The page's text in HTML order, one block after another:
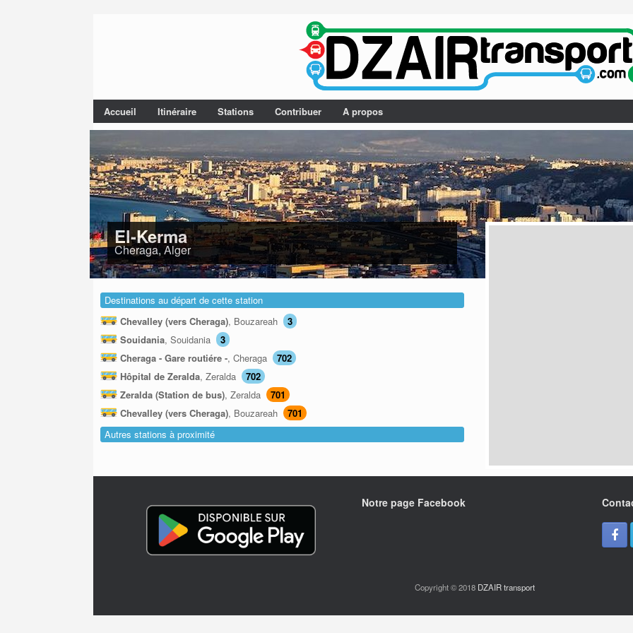
Accueil Itinéraire Stations Contribuer A propos
El-Kerma
Cheraga, Alger
Destinations au départ de cette station
Chevalley (vers Cheraga), Bouzareah
3
Souidania, Souidania
3
Cheraga - Gare routiére -, Cheraga
702
Hôpital de Zeralda, Zeralda
702
Zeralda (Station de bus), Zeralda
701
Chevalley (vers Cheraga), Bouzareah
701
Autres stations à proximité
Notre page Facebook
Copyright © 2018 DZAIR transport